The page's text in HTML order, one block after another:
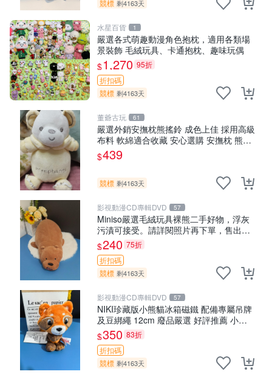
競標 剩4163天
水星百貨 1
嚴選各式萌趣動漫角色抱枕，適用各類場
景裝飾 毛絨玩具、卡通抱枕、趣味玩偶
$1,270 95折
折扣碼
競標 剩4163天
董爺古玩 61
嚴選外銷安撫枕熊搖鈴 成色上佳 採用高級
布料 軟綿適合收藏 安心選購 安撫枕 熊玩
具 搖鈴
$439
競標 剩4163天
影視動漫CD專輯DVD 57
Miniso嚴選毛絨玩具裸熊二手好物，浮灰
污漬可接受。請詳閱照片再下單，售出不
退不換。全新品相收藏推薦。 裸熊 毛絨玩
具 收藏
$240 75折
折扣碼
競標 剩4163天
影視動漫CD專輯DVD 57
NIKI珍藏版小熊貓冰箱磁鐵 配備專屬吊牌
及豆綁繩 12cm 廢品嚴選 好評推薦 小熊
貓冰箱貼 磁鐵掛件 冰箱飾品
$350 83折
折扣碼
競標 剩4163天